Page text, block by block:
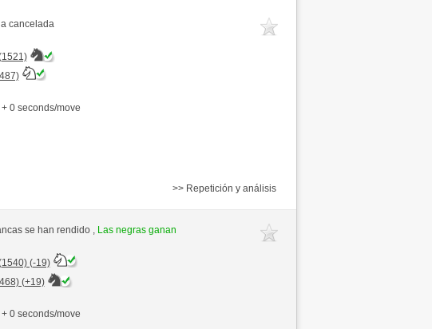
cancelada
0 seconds/move
>> Repetición y análisis
se han rendido , Las negras ganan
(-19)
(+19)
0 seconds/move